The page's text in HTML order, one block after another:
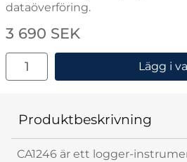
dataöverföring.
Handla denna produkt
pris
3 690 SEK
antal
Lägg i
Produktbeskrivning
CA1246 är ett logger-